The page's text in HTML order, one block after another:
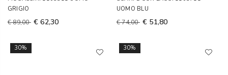
GRIGIO
€ 89,00 € 62,30
UOMO BLU
€ 74,00 € 51,80
30% 30%